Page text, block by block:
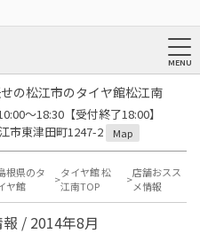
の松江市のタイヤ館松江南
～18:30【受付終了18:00】
市東津田町1247-2
Map
根県のタ
ヤ館
タイヤ館 松
江南TOP
店舗おスス
メ情報
/ 2014年8月